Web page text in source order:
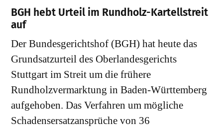
​BGH hebt Urteil im Rundholz-Kartellstreit
auf
Der Bundesgerichtshof (BGH) hat heute das
Grundsatzurteil des Oberlandesgerichts
Stuttgart im Streit um die frühere
Rundholzvermarktung in Baden-Württemberg
aufgehoben. Das Verfahren um mögliche
Schadensersatzansprüche von 36